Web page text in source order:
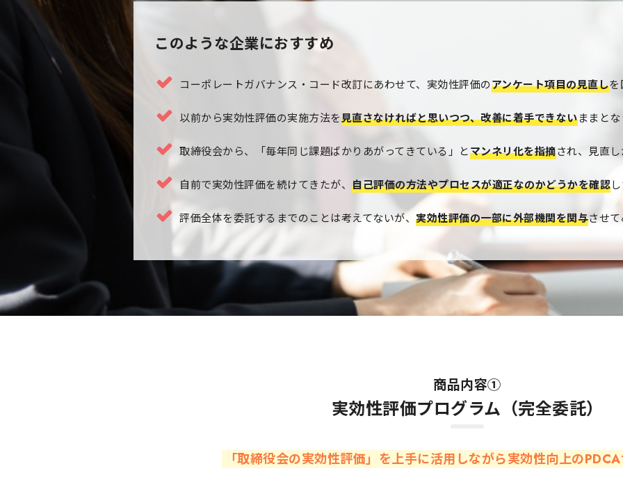
このような企業におすすめ
コーポレートガバナンス・コード改訂にあわせて、実効性評価のアンケート項目の見直し
以前から実効性評価の実施方法を見直さなければと思いつつ、改善に着手できないままと
取締役会から、「毎年同じ課題ばかりあがってきている」とマンネリ化を指摘され、見直
自前で実効性評価を続けてきたが、 自己評価の方法やプロセスが適正なのかどうかを確認
評価全体を委託するまでのことは考えてないが、 実効性評価の一部に外部機関を関与させ
商品内容①
実効性評価プログラム（完全委託）
「取締役会の実効性評価」を上手に活用しながら実効性向上の